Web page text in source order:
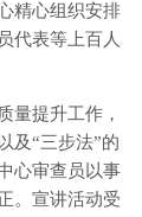
精心组织安排
代表等上百人
提升工作，
及“三步法”的
心审查员以事
。宣讲活动受